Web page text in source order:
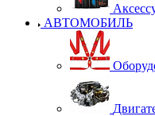
АВТОМОБИЛЬ